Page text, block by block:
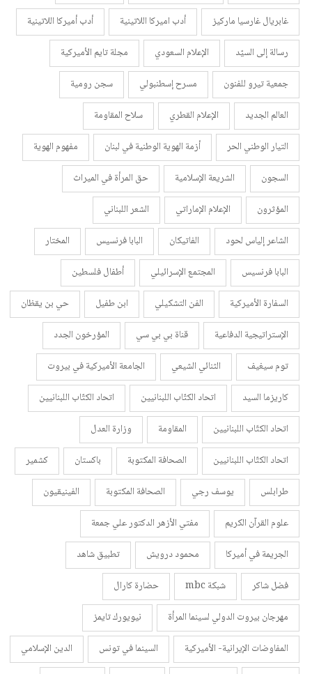
غابريال غارسيا ماركيز
أدب اميركا اللاتينية
أدب أميركا اللاتينية
رسالة إلى السيّد
الإعلام السعودي
مجلة تايم الأميركية
جمعية تيرو للفنون
مسرح إسطنبولي
سجن رومية
العالم الجديد
الإعلام القطري
سلاح المقاومة
التيار الوطني الحر
أزمة الهوية الوطنية في لبنان
مفهوم الهوية
السجون
الشريعة الإسلامية
حق المرأة في الميراث
المؤثرون
الإعلام الإماراتي
الشعر اللبناني
الشاعر إلياس لحود
الفاتيكان البابا فرنسيس
المختار
البابا فرنسيس
المجتمع الإسرائيلي
أطفال فلسطين
السفارة الأميركية
الفن التشكيلي ابن طفيل
حي بن يقظان
الإستراتيجية الدفاعية
قناة بي بي سي
المؤرخون الجدد
توم سيغيف
الثنائي الشيعي
الجامعة الأميركية في بيروت
كاريزما السيد
اتحاد الكتّاب اللبنانيين
اتحاد الكتّاب اللبنانيين
اتحاد الكتّاب اللبنانيين
المقاومة
وزارة العدل
اتحاد الكتّاب اللبنانيين
الصحافة المكتوبة باكستان
كشمير
طرابلس
يوسف رجي الصحافة المكتوبة
الفينيقيون
علوم القرآن الكريم
مفتي الأزهر الدكتور علي جمعة
الجريمة في أميركا
محمود درويش
تطبيق شاهد
فضل شاكر
شبكة mbc
حضارة كارال
مهرجان بيروت الدولي لسينما المرأة
نيويورك تايمز
المفاوضات الإيرانية- الأميركية
السينما في تونس
الدين الإسلامي